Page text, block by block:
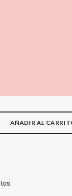
AÑADIR AL